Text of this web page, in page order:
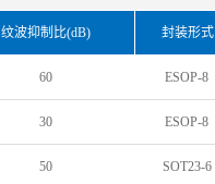
纹波抑制比(dB) 封装形式
60 ESOP-8
30 ESOP-8
50 SOT23-6